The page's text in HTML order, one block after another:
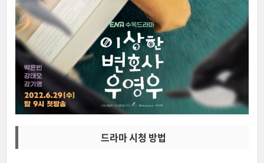
드라마 시청 방법